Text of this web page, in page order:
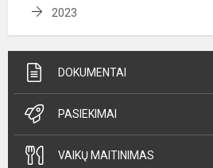
2023
DOKUMENTAI
PASIEKIMAI
VAIKŲ MAITINIMAS